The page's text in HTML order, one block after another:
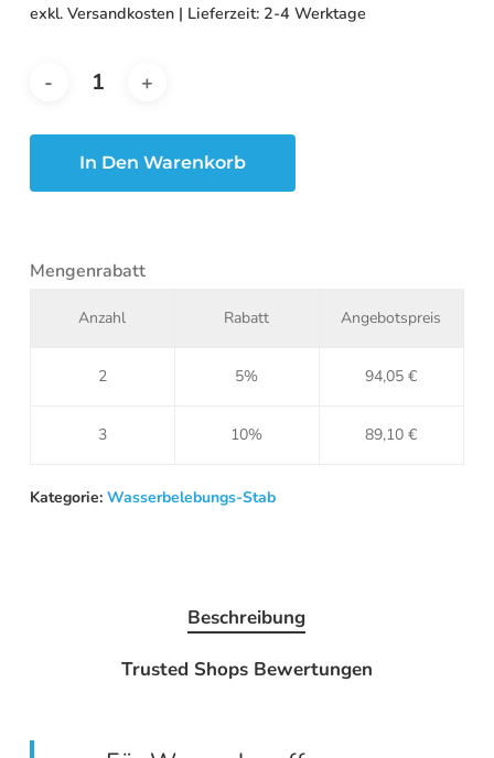
exkl. Versandkosten | Lieferzeit: 2-4 Werktage
In Den Warenkorb
Mengenrabatt
Anzahl Rabatt Angebotspreis
2 5% 94,05€
3 10% 89,10€
Kategorie: Wasserbelebungs-Stab
Beschreibung
Trusted Shops Bewertungen